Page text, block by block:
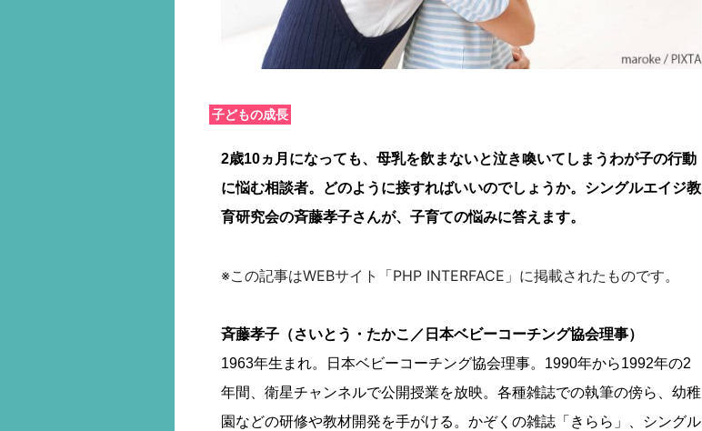
子どもの成長
2歳10ヵ月になっても、母乳を飲まないと泣き喚いてしまうわが子の行動
に悩む相談者。どのように接すればいいのでしょうか。シングルエイジ教
育研究会の斉藤孝子さんが、子育ての悩みに答えます。
※この記事はWEBサイト「PHP INTERFACE」に掲載されたものです。
斉藤孝子（さいとう・たかこ／日本ベビーコーチング協会理事）
1963年生まれ。日本ベビーコーチング協会理事。1990年から1992年の2
年間、衛星チャンネルで公開授業を放映。各種雑誌での執筆の傍ら、幼稚
園などの研修や教材開発を手がける。かぞくの雑誌「きらら」、シングル